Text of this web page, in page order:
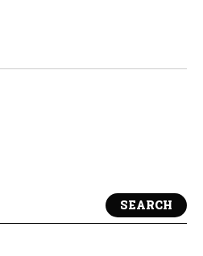
ofrece esta velocidad a un
SEARCH